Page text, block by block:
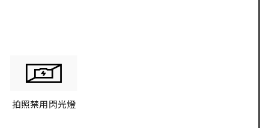
拍照禁用閃光燈